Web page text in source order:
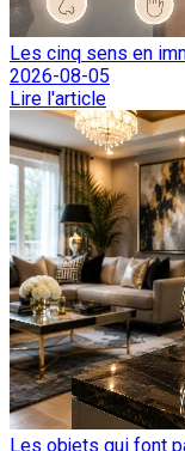
Les cinq sens en
2026-08-05
Lire l'article
Les objets qui font